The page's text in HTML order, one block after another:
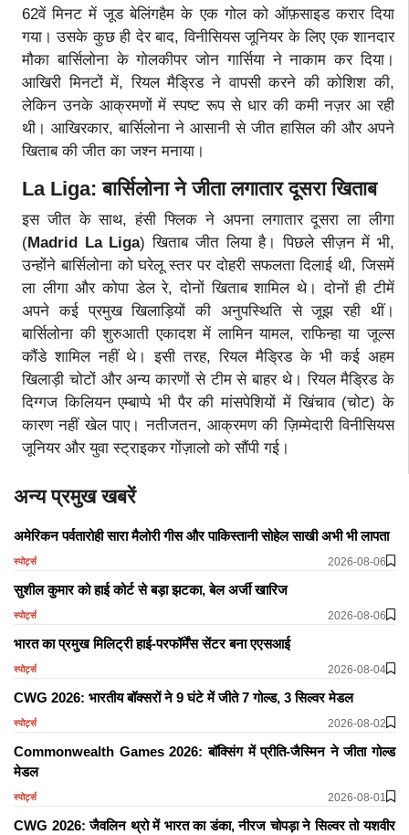
62वें मिनट में जूड बेलिंगहैम के एक गोल को ऑफ़साइड करार दिया
गया। उसके कुछ ही देर बाद, विनीसियस जूनियर के लिए एक शानदार
मौका बार्सिलोना के गोलकीपर जोन गार्सिया ने नाकाम कर दिया।
आखिरी मिनटों में, रियल मैड्रिड ने वापसी करने की कोशिश की,
लेकिन उनके आक्रमणों में स्पष्ट रूप से धार की कमी नज़र आ रही
थी। आखिरकार, बार्सिलोना ने आसानी से जीत हासिल की और अपने
खिताब की जीत का जश्न मनाया।
La Liga: बार्सिलोना ने जीता लगातार दूसरा खिताब
इस जीत के साथ, हंसी फ्लिक ने अपना लगातार दूसरा ला लीगा
(Madrid La Liga) खिताब जीत लिया है। पिछले सीज़न में भी,
उन्होंने बार्सिलोना को घरेलू स्तर पर दोहरी सफलता दिलाई थी, जिसमें
ला लीगा और कोपा डेल रे, दोनों खिताब शामिल थे। दोनों ही टीमें
अपने कई प्रमुख खिलाड़ियों की अनुपस्थिति से जूझ रही थीं।
बार्सिलोना की शुरुआती एकादश में लामिन यामल, राफिन्हा या जूल्स
कौंडे शामिल नहीं थे। इसी तरह, रियल मैड्रिड के भी कई अहम
खिलाड़ी चोटों और अन्य कारणों से टीम से बाहर थे। रियल मैड्रिड के
दिग्गज किलियन एम्बाप्पे भी पैर की मांसपेशियों में खिंचाव (चोट) के
कारण नहीं खेल पाए। नतीजतन, आक्रमण की ज़िम्मेदारी विनीसियस
जूनियर और युवा स्ट्राइकर गोंज़ालो को सौंपी गई।
अन्य प्रमुख खबरें
अमेरिकन पर्वतारोही सारा मैलोरी गीस और पाकिस्तानी सोहेल साखी अभी भी लापता
स्पोर्ट्स 2026-08-06
सुशील कुमार को हाई कोर्ट से बड़ा झटका, बेल अर्जी खारिज
स्पोर्ट्स 2026-08-06
भारत का प्रमुख मिलिट्री हाई-परफॉर्मेंस सेंटर बना एएसआई
स्पोर्ट्स 2026-08-04
CWG 2026: भारतीय बॉक्सरों ने 9 घंटे में जीते 7 गोल्ड, 3 सिल्वर मेडल
स्पोर्ट्स 2026-08-02
Commonwealth Games 2026: बॉक्सिंग में प्रीति-जैस्मिन ने जीता गोल्ड
मेडल
स्पोर्ट्स 2026-08-01
CWG 2026: जैवलिन थ्रो में भारत का डंका, नीरज चोपड़ा ने सिल्वर तो यशवीर